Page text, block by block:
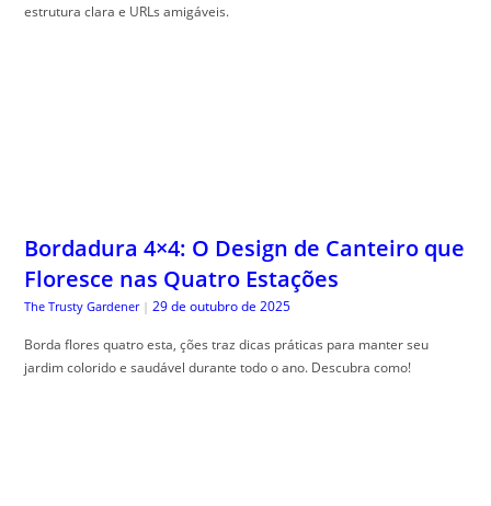
estrutura clara e URLs amigáveis.
Bordadura 4×4: O Design de Canteiro que
Floresce nas Quatro Estações
The Trusty Gardener | 29 de outubro de 2025
Borda flores quatro esta, ções traz dicas práticas para manter seu
jardim colorido e saudável durante todo o ano. Descubra como!